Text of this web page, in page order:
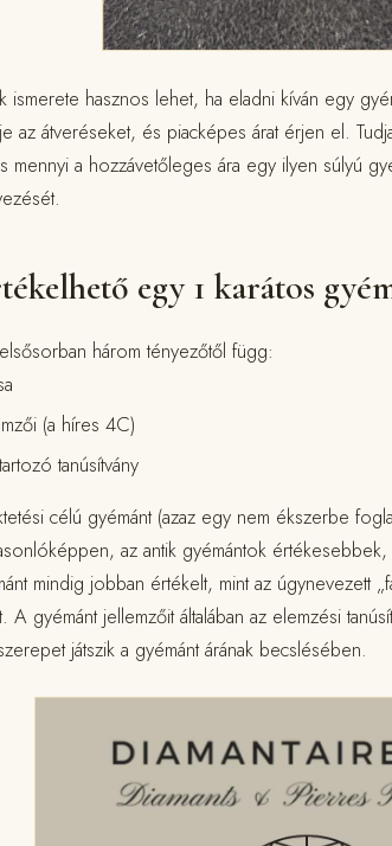
ismerete hasznos lehet, ha eladni kíván egy
az átveréseket, és piacképes árat érjen el.
mennyi a hozzávetőleges ára egy ilyen súlyú
egy 1 karátos
három tényezőtől függ:
(a híres 4C)
tanúsítvány
célú gyémánt (azaz egy nem ékszerbe
az antik gyémántok
mindig jobban értékelt, mint az úgynevezett
A gyémánt jellemzőit általában az elemzési
játszik a gyémánt árának becslésében.